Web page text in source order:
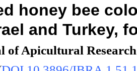
honey bee
and Turkey,
of Apicultural Research